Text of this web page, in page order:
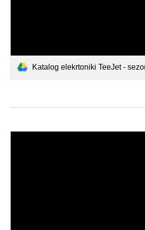
Katalog elekrtoniki TeeJet -